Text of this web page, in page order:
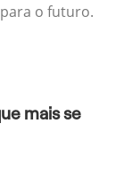
o futuro.
mais se